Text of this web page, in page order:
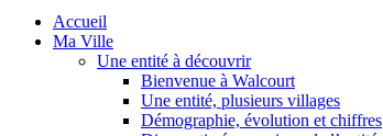
Accueil
Ma Ville
Une entité à découvrir
Bienvenue à Walcourt
Une entité, plusieurs villages
Démographie, évolution et chiffres